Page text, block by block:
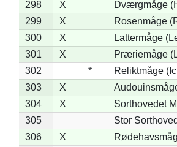
298
X
Dværgmåge
299
X
Rosenmåge
300
X
Lattermåge
301
X
Præriemåge
302
*
Reliktmåge
303
X
304
X
Sorthovedet
305
Stor
306
X